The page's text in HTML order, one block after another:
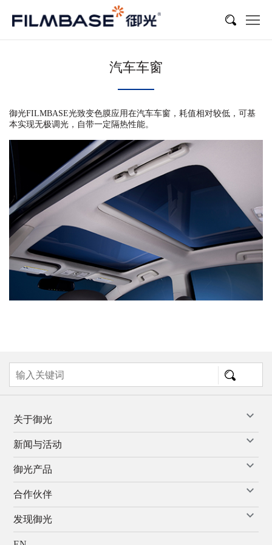
汽车车窗
御光FILMBASE光致变色膜应用在汽车车窗，耗值相对较低，可基
本实现无极调光，自带一定隔热性能。
关于御光
新闻与活动
御光产品
合作伙伴
发现御光